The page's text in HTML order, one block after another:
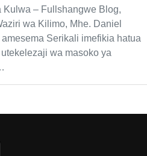
Kulwa – Fullshangwe Blog,
wa Kilimo, Mhe. Daniel
Serikali imefikia hatua
wa masoko ya